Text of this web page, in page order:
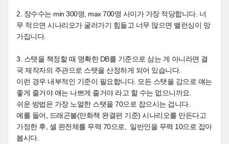
2. 장수수는 min 300명, max 700명 사이가 가장 적당합니다. 너
무 적으면 시나리오가 굴러가기 힘들고 너무 많으면 밸런싱이 망
가집니다.
3. 스탯을 책정할 때 명확한 DB를 기준으로 삼는 게 아니라면 결
국 제작자의 주관으로 스탯을 산정하게 되어 있습니다.
이런 경우 내부적인 기준이 필요합니다. 모든 스탯을 감으로 얘는
좋게 줄거야 얘는 나쁘게 줄거야 라고 할 수는 없으니까요.
쉬운 방법은 가장 노멀한 스탯을 70으로 잡으시는 겁니다.
예를 들어, 드래곤볼(만화책 완결편 기준) 시나리오를 만든다고
가정한 후, 셀 완전체를 무력 70으로, 일반인을 무력 10으로 잡아
봅시다.